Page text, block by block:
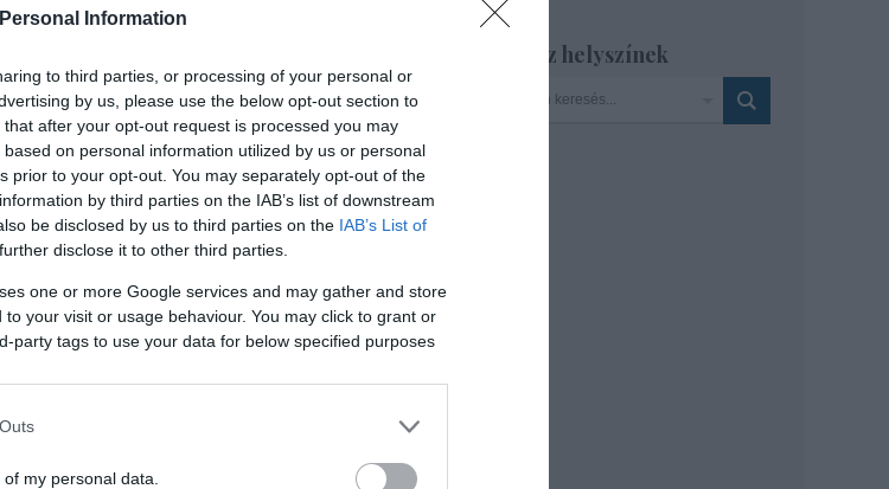
Information
to third parties, or processing of your personal or
by us, please use the below opt-out section to
after your opt-out request is processed you may
on personal information utilized by us or personal
prior to your opt-out. You may separately opt-out of the
by third parties on the IAB’s list of downstream
be disclosed by us to third parties on the IAB’s List of
disclose it to other third parties.
one or more Google services and may gather and store
your visit or usage behaviour. You may click to grant or
party tags to use your data for below specified purposes
my personal data.
Szinház helyszínek